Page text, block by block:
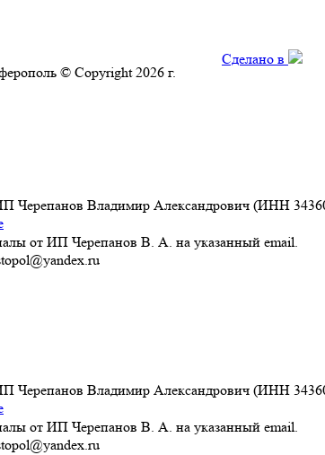
© Copyright 2026 г.
Сделано в
Черепанов Владимир Александрович (ИНН
от ИП Черепанов В. А. на указанный email.
Черепанов Владимир Александрович (ИНН
от ИП Черепанов В. А. на указанный email.